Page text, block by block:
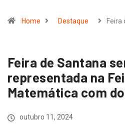
Home Destaque Feira
Feira de Santana
representada na
Matemática com
outubro 11, 2024